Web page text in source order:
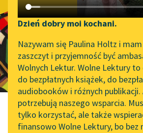
Katalog DAISY
Podkasty o książkach
Zgłoś
Aktualności
„Prokurator Alicja Horn”
do słuchania
Byliśmy częścią AI Impact
Lab
Zapraszamy na spotkanie
Mapa
Dzień dobry moi kochani.
Nazywam się Paulina Holtz i
zaszczyt i przyjemność być
Wolnych Lektur. Wolne Lektury
do bezpłatnych książek, do
audiobooków i różnych publikacji.
potrzebują naszego wsparcia.
tylko korzystać, ale także
finansowo Wolne Lektury, bo bez
Filon i
dobrze
facet